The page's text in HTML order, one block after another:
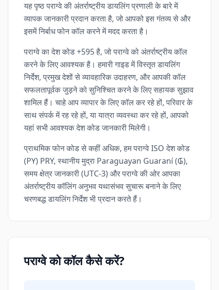
यह पृष्ठ पराग्वे की अंतर्राष्ट्रीय डायलिंग प्रणाली के बारे में
व्यापक जानकारी प्रदान करता है, जो आपको इस गंतव्य से और
इसमें निर्बाध फोन कॉल करने में मदद करता है।
पराग्वे का देश कोड +595 है, जो पराग्वे को अंतर्राष्ट्रीय कॉल
करने के लिए आवश्यक है। हमारी गाइड में विस्तृत डायलिंग
निर्देश, प्रमुख देशों से व्यावहारिक उदाहरण, और आपकी कॉल
सफलतापूर्वक जुड़ने को सुनिश्चित करने के लिए सहायक सुझाव
शामिल हैं। चाहे आप व्यापार के लिए कॉल कर रहे हों, परिवार के
साथ संपर्क में रह रहे हों, या यात्रा व्यवस्था कर रहे हों, आपको
यहां सभी आवश्यक देश कोड जानकारी मिलेगी।
प्राथमिक फोन कोड से कहीं अधिक, हम पराग्वे ISO देश कोड
(PY) PRY, स्थानीय मुद्रा Paraguayan Guaraní (₲),
समय क्षेत्र जानकारी (UTC-3) और पराग्वे की ओर आपका
अंतर्राष्ट्रीय कॉलिंग अनुभव यथासंभव सुचारू बनाने के लिए
चरणबद्ध डायलिंग निर्देश भी प्रदान करते हैं।
पराग्वे को कॉल कैसे करें?